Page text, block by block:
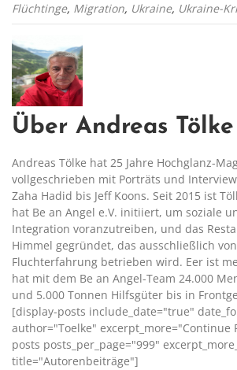
Flüchtinge, Migration, Ukraine, Ukraine-
Über Andreas Tölke
Andreas Tölke hat 25 Jahre Hochglanz-
vollgeschrieben mit Porträts und
Zaha Hadid bis Jeff Koons. Seit 2015 ist
hat Be an Angel e.V. initiiert, um soziale
Integration voranzutreiben, und das
Himmel gegründet, das ausschließlich
Fluchterfahrung betrieben wird. Eer ist
hat mit dem Be an Angel-Team 24.000
und 5.000 Tonnen Hilfsgüter bis in
[display-posts include_date="true"
author="Toelke" excerpt_more="Continue
posts posts_per_page="999"
title="Autorenbeiträge"]